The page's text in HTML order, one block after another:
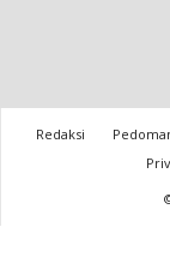
Redaksi